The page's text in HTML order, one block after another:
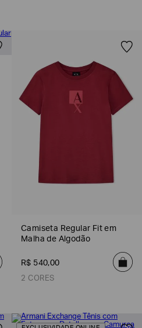
Camiseta Regular Fit em
Malha de Algodão
R$ 540,00
2 CORES